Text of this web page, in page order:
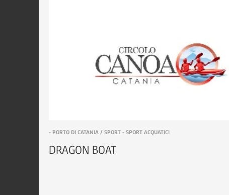
- PORTO DI CATANIA / SPORT - SPORT ACQUATICI
DRAGON BOAT